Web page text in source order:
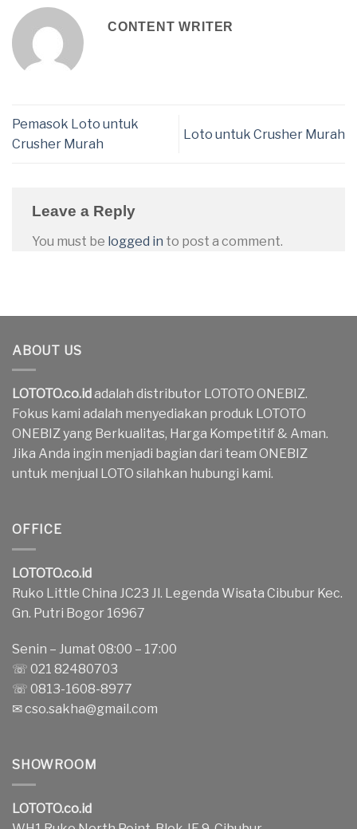
CONTENT WRITER
Pemasok Loto untuk
Crusher Murah
Loto untuk Crusher Murah
Leave a Reply
You must be logged in to post a comment.
ABOUT US
LOTOTO.co.id adalah distributor LOTOTO ONEBIZ.
Fokus kami adalah menyediakan produk LOTOTO
ONEBIZ yang Berkualitas, Harga Kompetitif & Aman.
Jika Anda ingin menjadi bagian dari team ONEBIZ
untuk menjual LOTO silahkan hubungi kami.
OFFICE
LOTOTO.co.id
Ruko Little China JC23 Jl. Legenda Wisata Cibubur Kec.
Gn. Putri Bogor 16967
Senin – Jumat 08:00 – 17:00
☏ 021 82480703
☏ 0813-1608-8977
✉cso.sakha@gmail.com
SHOWROOM
LOTOTO.co.id